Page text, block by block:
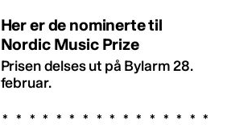
Her er de nominerte til
Nordic Music Prize
Prisen delses ut på Bylarm 28.
februar.